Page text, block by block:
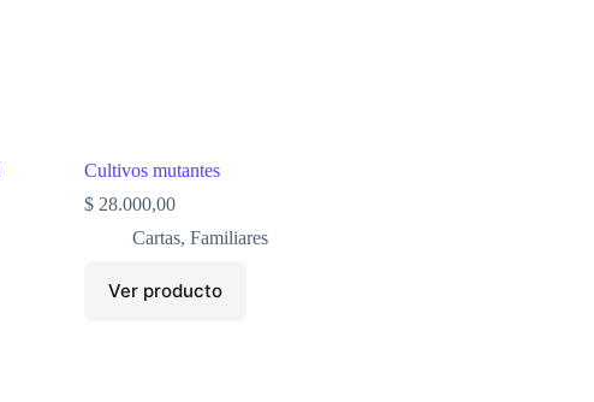
Cultivos mutantes
$28.000,00
Cartas, Familiares
Ver producto